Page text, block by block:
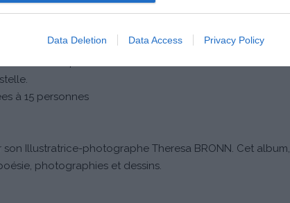
Data Deletion Data Access Privacy Policy
propose une heure d'expérience inédite autour des
et pralinés.
à 15 personnes
Illustratrice-photographe Theresa BRONN. Cet album,
photographies et dessins.